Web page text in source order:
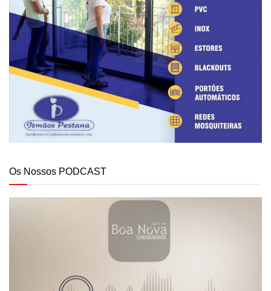
Os Nossos PODCAST